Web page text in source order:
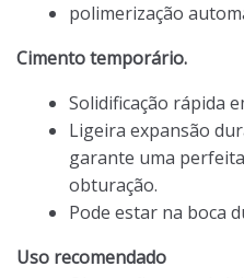
polimerização
Cimento temporário.
Solidificação rápida
Ligeira expansão
garante uma
obturação.
Pode estar na boca
Uso recomendado